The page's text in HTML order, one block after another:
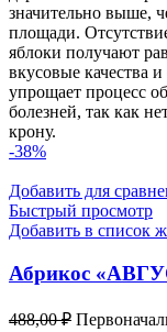
значительно выше,
площади.
яблоки получают
вкусовые качества
упрощает процесс
болезней, так как
крону.
-38%
Добавить для
Быстрый просмотр
Добавить в список
Абрикос
488,00₽